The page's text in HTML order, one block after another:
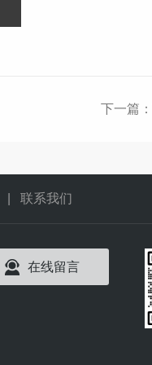
下一篇：
联系我们
在线留言